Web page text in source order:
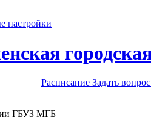
настройки
Расписание Задать
ГБУЗ МГБ